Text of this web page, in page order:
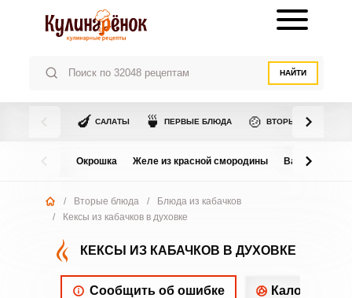
НАЙТИ
🍆 САЛАТЫ 🍵 ПЕРВЫЕ БЛЮДА 🍲 ВТОРЫЕ БЛЮДА
Окрошка Желе из красной смородины Варенье из
/ Вторые блюда /
Блюда из кабачков
/
Кексы из кабачков в духовке
КЕКСЫ ИЗ КАБАЧКОВ В ДУХОВКЕ
Сообщить об ошибке